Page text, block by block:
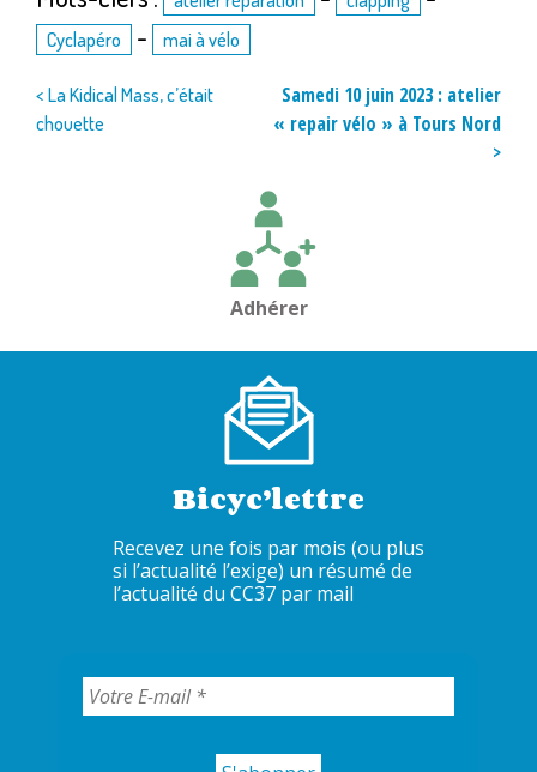
Cyclapéro - mai à vélo
Navigation
de
< La Kidical Mass, c’était
chouette
Samedi 10 juin 2023 : atelier
« repair vélo » à Tours Nord
>
Adhérer
Bicyc’lettre
Recevez une fois par mois (ou plus
si l’actualité l’exige) un résumé de
l’actualité du CC37 par mail